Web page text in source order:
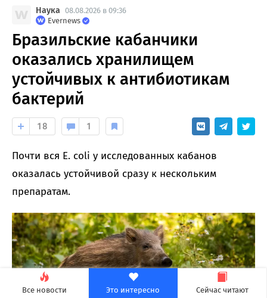
Все новости Это интересно Сейчас читают
Наука 08.08.2026 в 09:36
Evernews
Бразильские кабанчики
оказались хранилищем
устойчивых к антибиотикам
бактерий
18 1
Почти вся E. coli у исследованных кабанов
оказалась устойчивой сразу к нескольким
препаратам.